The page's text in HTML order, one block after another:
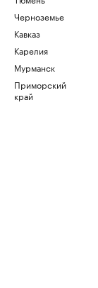
Черноземье
Кавказ
Карелия
Мурманск
Приморский
край